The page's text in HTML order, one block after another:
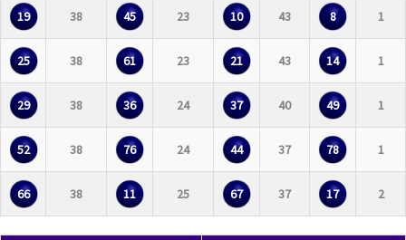
19 38 45 23 10 43 8 1
25 38 61 23 21 43 14 1
29 38 36 24 37 40 49 1
52 38 76 24 44 37 78 1
66 38 11 25 67 37 17 2